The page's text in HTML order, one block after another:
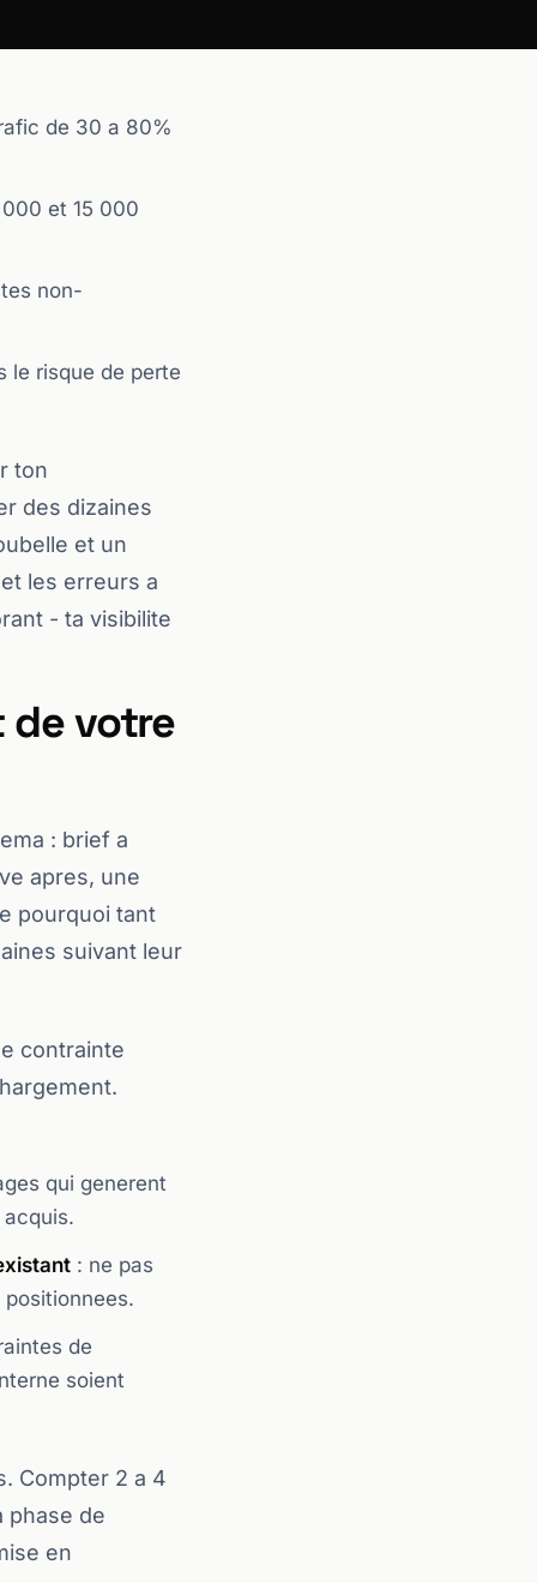
de 30 a 80%
et 15 000
non-
le risque de perte
ton
des dizaines
et un
les erreurs a
- ta visibilite
de votre
: brief a
apres, une
pourquoi tant
suivant leur
contrainte
qui generent
: ne pas
de
soient
Compter 2 a 4
phase de
en